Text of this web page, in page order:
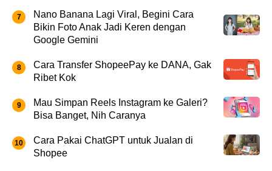
Nano Banana Lagi Viral, Begini Cara
Bikin Foto Anak Jadi Keren dengan
Google Gemini
Cara Transfer ShopeePay ke DANA, Gak
Ribet Kok
Mau Simpan Reels Instagram ke Galeri?
Bisa Banget, Nih Caranya
Cara Pakai ChatGPT untuk Jualan di
Shopee